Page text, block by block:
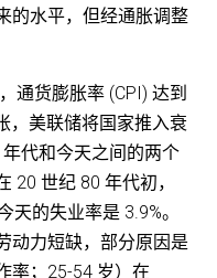
的水平，但经通胀调整
通货膨胀率 (CPI) 达到
，美联储将国家推入衰
代和今天之间的两个
20 世纪 80 年代初，
天的失业率是 3.9%。
动力短缺，部分原因是
率；25-54 岁）在